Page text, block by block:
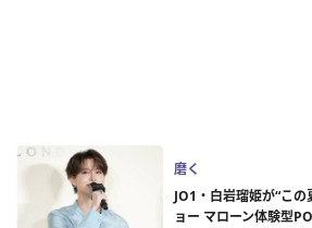
磨く
JO1・白岩瑠姫が“こ
ョー マローン体験型